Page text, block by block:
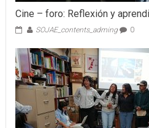
Cine – foro: Reflexión y
SOJAE_contents_adming 0